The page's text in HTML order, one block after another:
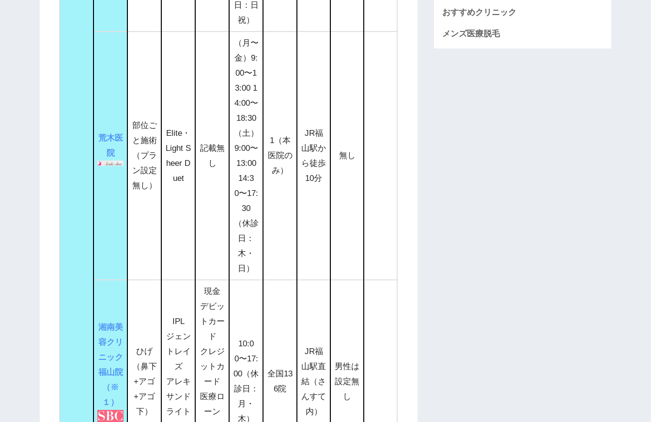
日：日
祝）
荒木医
院
部位ご
と施術
（プラ
ン設定
無し）
Elite・
Light S
heer D
uet
記載無
し
（月〜
金）9:
00〜1
3:00 1
4:00〜
18:30
（土）
9:00〜
13:00
14:3
0〜17:
30
（休診
日：
木・
日）
1（本
医院の
み）
JR福
山駅か
ら徒歩
10分
無し
湘南美
容クリ
ニック
福山院
（※
１）
ひげ
（鼻下
+アゴ
+アゴ
下）
IPL
ジェン
トレイ
ズ
アレキ
サンド
ライト
現金
デビッ
トカー
ド
クレジ
ットカ
ード
医療ロ
ーン
10:0
0〜17:
00（休
診日：
月・
木）
全国13
6院
JR福
山駅直
結（さ
んすて
内）
男性は
設定無
し
おすすめクリニック
メンズ医療脱毛